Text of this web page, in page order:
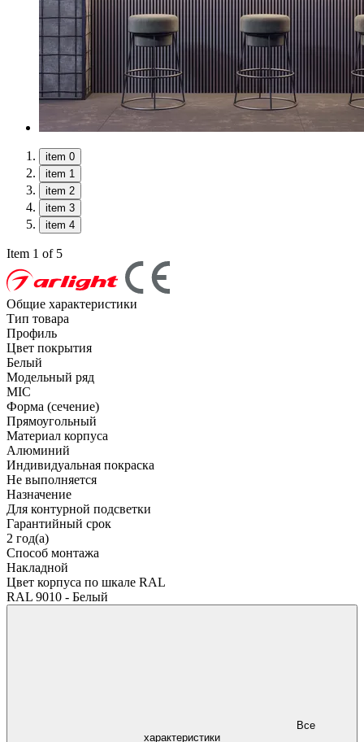
item 0
item 1
item 2
item 3
item 4
Item 1 of 5
Общие характеристики
Тип товара
Профиль
Цвет покрытия
Белый
Модельный ряд
MIC
Форма (сечение)
Прямоугольный
Материал корпуса
Алюминий
Индивидуальная покраска
Не выполняется
Назначение
Для контурной подсветки
Гарантийный срок
2 год(а)
Способ монтажа
Накладной
Цвет корпуса по шкале RAL
RAL 9010 - Белый
характеристики